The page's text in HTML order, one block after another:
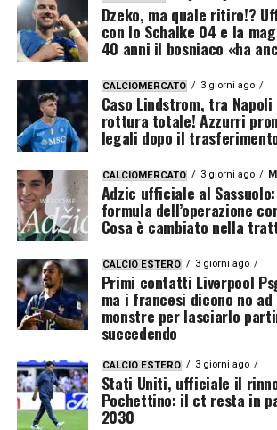
Dzeko, ma quale ritiro!?
con lo Schalke 04 e la
40 anni il bosniaco «ha
CALCIOMERCATO 3 giorni ago
Caso Lindstrom, tra
rottura totale! Azzurri
legali dopo il
CALCIOMERCATO 3 giorni ago
Adzic ufficiale al
formula dell’operazione
Cosa è cambiato nella
CALCIO ESTERO 3 giorni ago
Primi contatti Liverpool
ma i francesi dicono no
monstre per lasciarlo
succedendo
CALCIO ESTERO 3 giorni ago
Stati Uniti, ufficiale il
Pochettino: il ct resta in
2030